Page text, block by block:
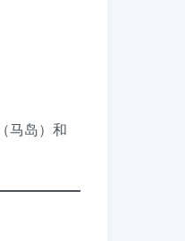
马岛）和